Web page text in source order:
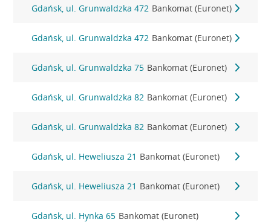
Gdańsk, ul. Grunwaldzka 472 Bankomat (Euronet)
Gdańsk, ul. Grunwaldzka 472 Bankomat (Euronet)
Gdańsk, ul. Grunwaldzka 75 Bankomat (Euronet)
Gdańsk, ul. Grunwaldzka 82 Bankomat (Euronet)
Gdańsk, ul. Grunwaldzka 82 Bankomat (Euronet)
Gdańsk, ul. Heweliusza 21 Bankomat (Euronet)
Gdańsk, ul. Heweliusza 21 Bankomat (Euronet)
Gdańsk, ul. Hynka 65 Bankomat (Euronet)